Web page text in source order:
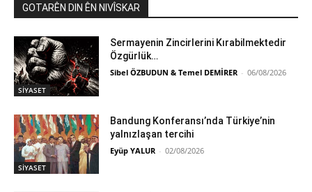
GOTARÊN DIN ÊN NIVÎSKAR
SİYASET
Sermayenin Zincirlerini Kırabilmektedir
Özgürlük…
Sibel ÖZBUDUN & Temel DEMİRER - 06/08/2026
SİYASET
Bandung Konferansı’nda Türkiye’nin
yalnızlaşan tercihi
Eyüp YALUR - 02/08/2026